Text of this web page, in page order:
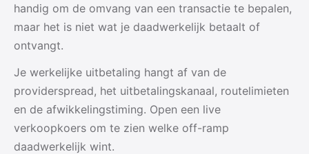
handig om de omvang van een transactie te bepalen,
maar het is niet wat je daadwerkelijk betaalt of
ontvangt.
Je werkelijke uitbetaling hangt af van de
providerspread, het uitbetalingskanaal, routelimieten
en de afwikkelingstiming. Open een live
verkoopkoers om te zien welke off-ramp
daadwerkelijk wint.